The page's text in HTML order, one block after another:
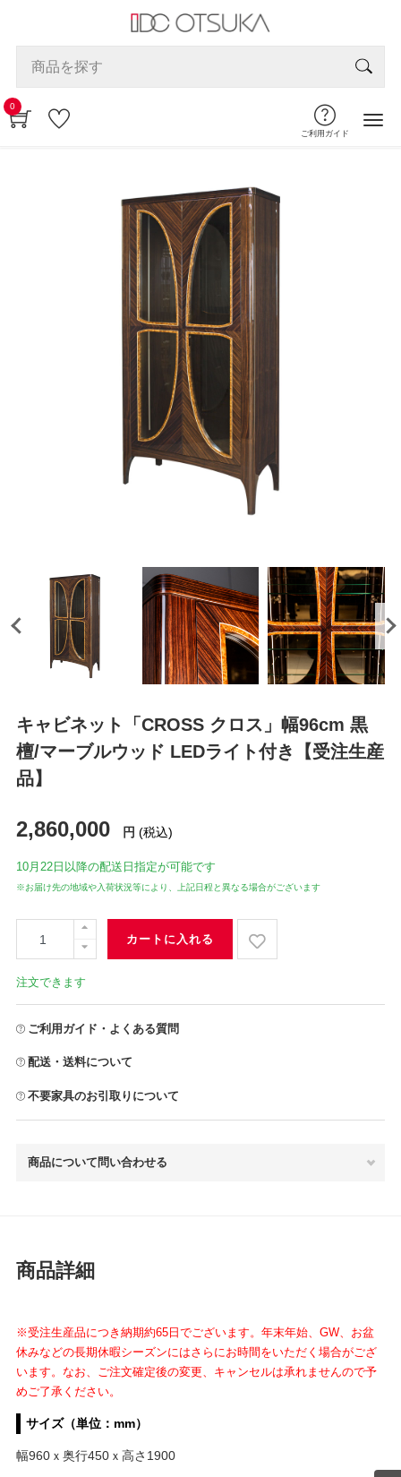
0
ご利用ガイド
キャビネット「CROSS クロス」幅96cm 黒
檀/マーブルウッド LEDライト付き【受注生産
品】
2,860,000 円 (税込)
10月22日 以降の配送日指定が可能です
※お届け先の地域や入荷状況等により、上記日程と異なる場合がございます
カートに入れる
注文できます
ご利用ガイド・よくある質問
配送・送料について
不要家具のお引取りについて
商品について問い合わせる
商品詳細
※受注生産品につき納期約65日でございます。年末年始、GW、お盆
休みなどの長期休暇シーズンにはさらにお時間をいただく場合がござ
います。なお、ご注文確定後の変更、キャンセルは承れませんので予
めご了承ください。
サイズ（単位：mm）
幅960ｘ奥行450ｘ高さ1900